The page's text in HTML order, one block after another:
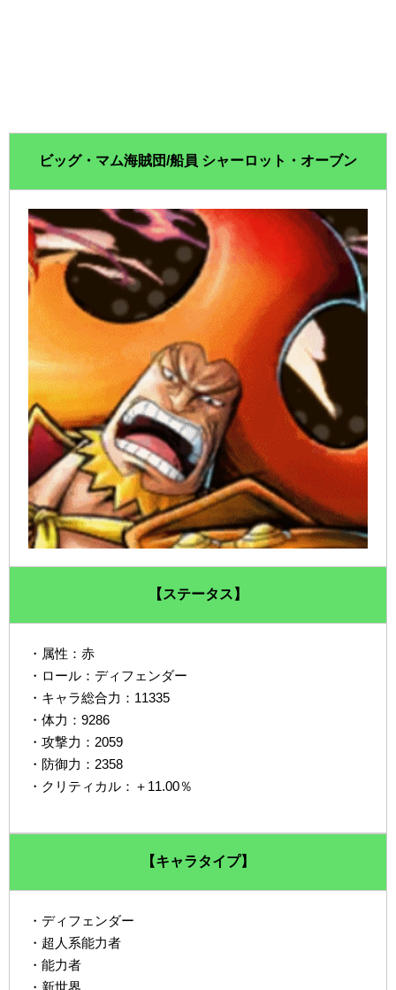
ビッグ・マム海賊団/船員 シャーロット・オーブン
【ステータス】
・属性：赤
・ロール：ディフェンダー
・キャラ総合力：11335
・体力：9286
・攻撃力：2059
・防御力：2358
・クリティカル：＋11.00％
【キャラタイプ】
・ディフェンダー
・超人系能力者
・能力者